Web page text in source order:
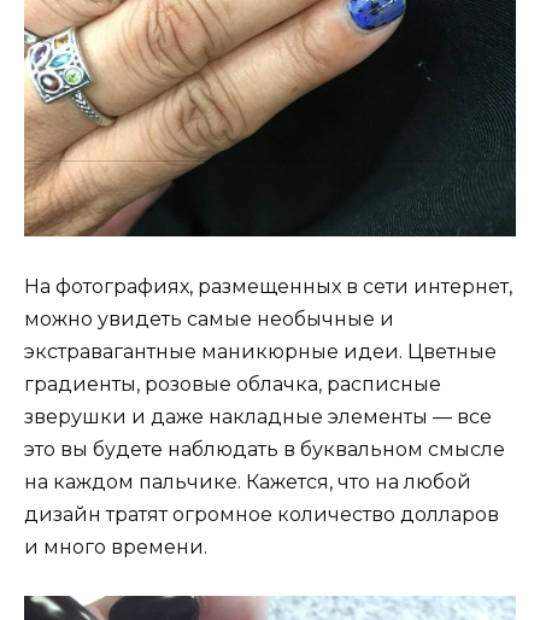
На фотографиях, размещенных в сети интернет,
можно увидеть самые необычные и
экстравагантные маникюрные идеи. Цветные
градиенты, розовые облачка, расписные
зверушки и даже накладные элементы — все
это вы будете наблюдать в буквальном смысле
на каждом пальчике. Кажется, что на любой
дизайн тратят огромное количество долларов
и много времени.